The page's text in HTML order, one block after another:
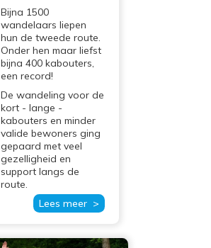
Bijna 1500
wandelaars liepen
hun de tweede route.
Onder hen maar liefst
bijna 400 kabouters,
een record!
De wandeling voor de
kort - lange -
kabouters en minder
valide bewoners ging
gepaard met veel
gezelligheid en
support langs de
route.
Lees meer >